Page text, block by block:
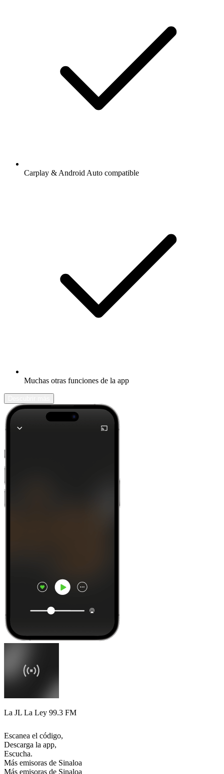
Carplay & Android Auto compatible
Muchas otras funciones de la app
La JL La Ley 99.3 FM
Escanea el código,
Descarga la app,
Escucha.
Más emisoras de Sinaloa
Más emisoras de Sinaloa